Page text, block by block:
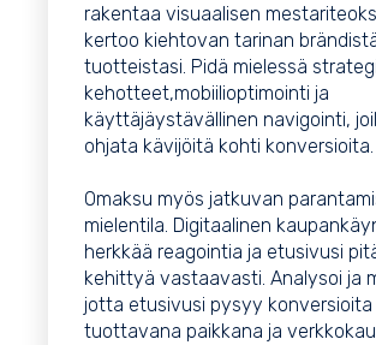
rakentaa visuaalisen
kertoo kiehtovan tarinan
tuotteistasi. Pidä mielessä
kehotteet,mobiilioptimointi ja
käyttäjäystävällinen navigointi,
ohjata kävijöitä kohti konversioita.
Omaksu myös jatkuvan
mielentila. Digitaalinen
herkkää reagointia ja etusivusi
kehittyä vastaavasti. Analysoi ja
jotta etusivusi pysyy konversioita
tuottavana paikkana ja